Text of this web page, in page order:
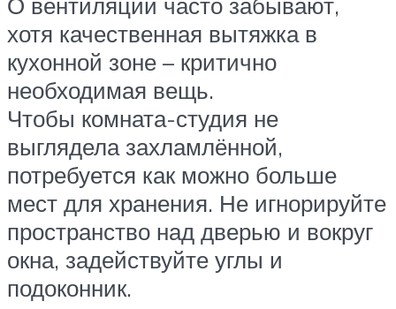
О вентиляции часто забывают,
хотя качественная вытяжка в
кухонной зоне – критично
необходимая вещь.
Чтобы комната-студия не
выглядела захламлённой,
потребуется как можно больше
мест для хранения. Не игнорируйте
пространство над дверью и вокруг
окна, задействуйте углы и
подоконник.